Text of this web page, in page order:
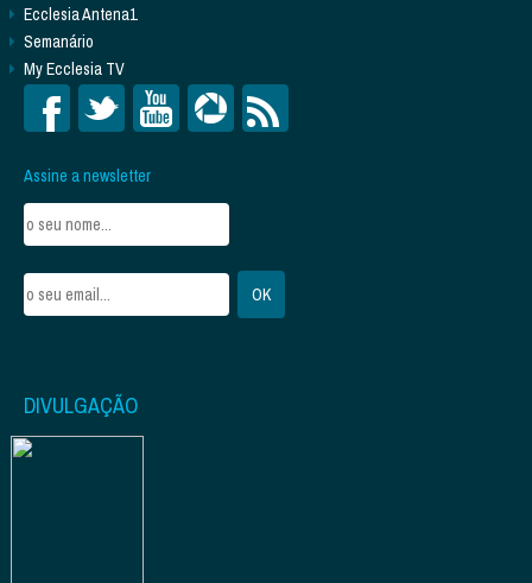
Ecclesia Antena1
Semanário
My Ecclesia TV
Assine a newsletter
DIVULGAÇÃO